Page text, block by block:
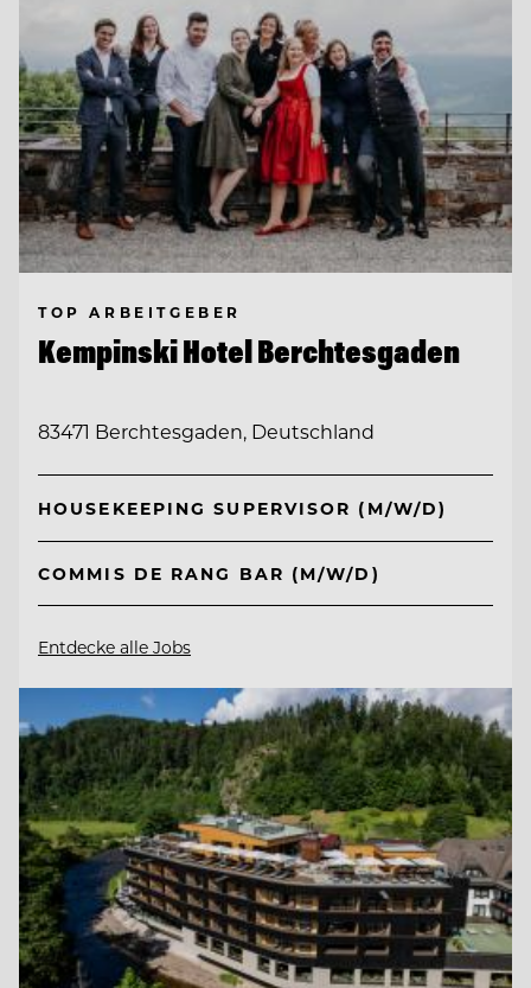
TOP ARBEITGEBER
Kempinski Hotel Berchtesgaden
83471 Berchtesgaden, Deutschland
HOUSEKEEPING SUPERVISOR (M/W/D)
COMMIS DE RANG BAR (M/W/D)
Entdecke alle Jobs